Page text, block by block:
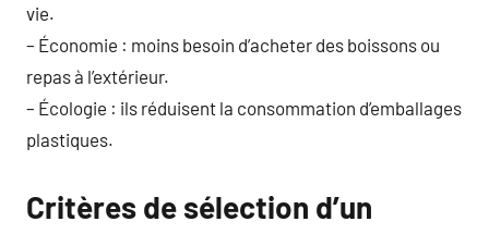
vie.
– Économie : moins besoin d’acheter des boissons ou
repas à l’extérieur.
– Écologie : ils réduisent la consommation d’emballages
plastiques.
Critères de sélection d’un